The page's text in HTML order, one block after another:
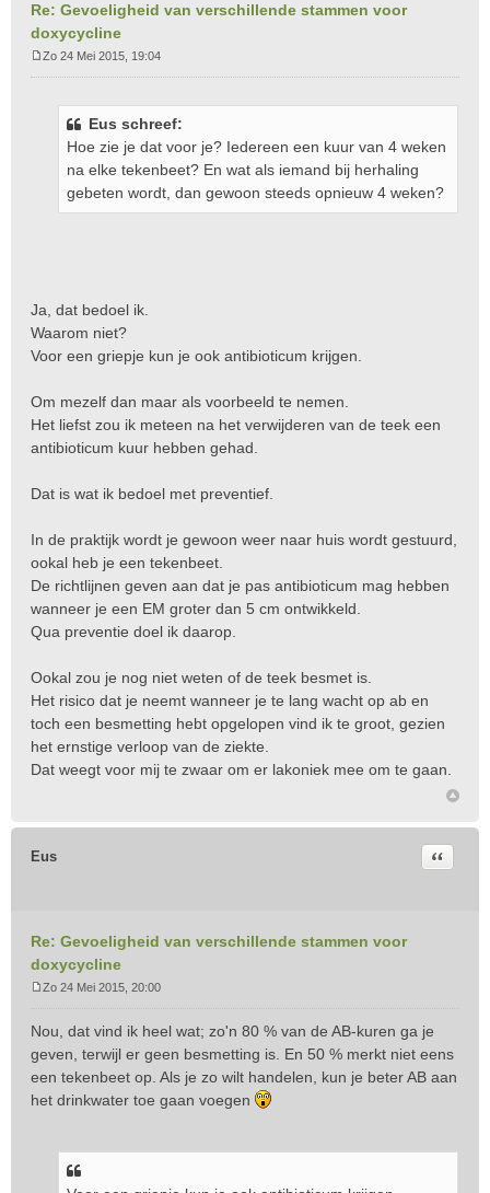
Re: Gevoeligheid van verschillende stammen voor
doxycycline
Zo 24 Mei 2015, 19:04
Eus schreef:
Hoe zie je dat voor je? Iedereen een kuur van 4 weken
na elke tekenbeet? En wat als iemand bij herhaling
gebeten wordt, dan gewoon steeds opnieuw 4 weken?
Ja, dat bedoel ik.
Waarom niet?
Voor een griepje kun je ook antibioticum krijgen.
Om mezelf dan maar als voorbeeld te nemen.
Het liefst zou ik meteen na het verwijderen van de teek een
antibioticum kuur hebben gehad.
Dat is wat ik bedoel met preventief.
In de praktijk wordt je gewoon weer naar huis wordt gestuurd,
ookal heb je een tekenbeet.
De richtlijnen geven aan dat je pas antibioticum mag hebben
wanneer je een EM groter dan 5 cm ontwikkeld.
Qua preventie doel ik daarop.
Ookal zou je nog niet weten of de teek besmet is.
Het risico dat je neemt wanneer je te lang wacht op ab en
toch een besmetting hebt opgelopen vind ik te groot, gezien
het ernstige verloop van de ziekte.
Dat weegt voor mij te zwaar om er lakoniek mee om te gaan.
Eus
Re: Gevoeligheid van verschillende stammen voor
doxycycline
Citeer
r
i
c
h
Zo 24 Mei 2015, 20:00
Nou, dat vind ik heel wat; zo'n 80 % van de AB-kuren ga je
geven, terwijl er geen besmetting is. En 50 % merkt niet eens
een tekenbeet op. Als je zo wilt handelen, kun je beter AB aan
het drinkwater toe gaan voegen